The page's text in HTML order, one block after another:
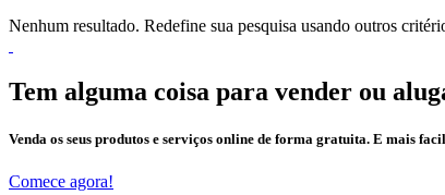
Nenhum resultado. Redefine sua pesquisa usando outros
Tem alguma coisa para vender ou
Venda os seus produtos e serviços online de forma gratuita. E mais
Comece agora!